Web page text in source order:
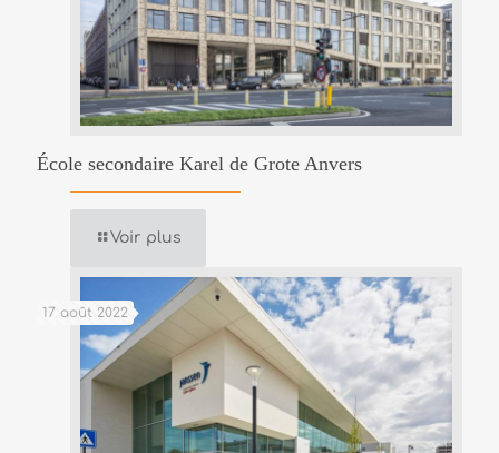
École secondaire Karel de Grote Anvers
Voir plus
17 août 2022